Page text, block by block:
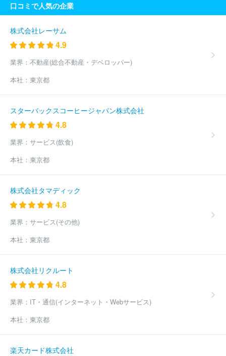
口コミで人気の企業
株式会社レーサム
4.9
業界： 不動産(総合不動産・デベロッパー)
本社： 東京都
スターバックスコーヒージャパン株式会社
4.8
業界： サービス(飲食)
本社： 東京都
株式会社タマディック
4.8
業界： サービス(その他)
本社： 東京都
株式会社リクルート
4.8
業界： IT・通信(インターネット・Webサービス)
本社： 東京都
楽天カード株式会社